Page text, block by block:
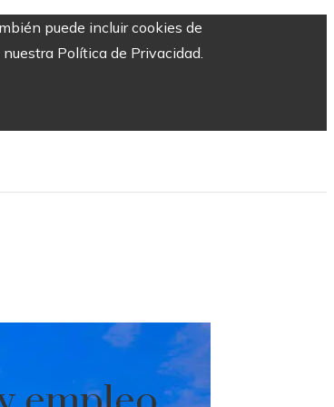
puede incluir cookies de
Política de Privacidad.